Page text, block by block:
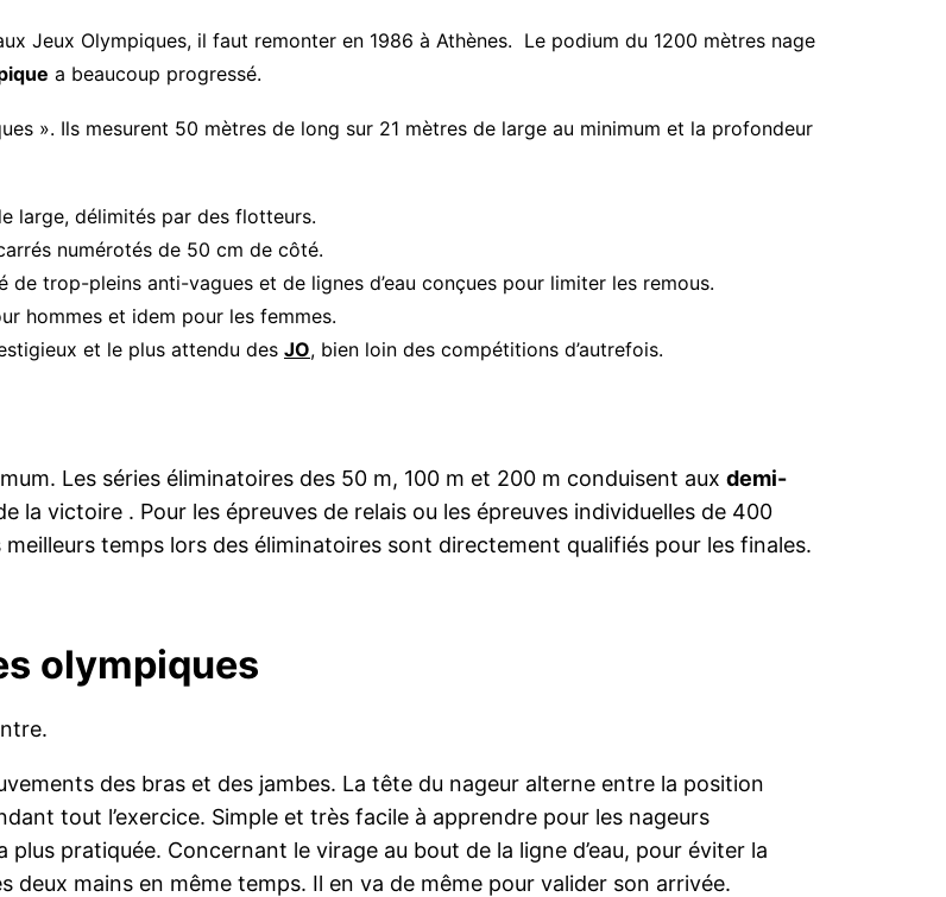
Jeux Olympiques, il faut remonter en 1986 à Athènes. Le podium du 1200 mètres nage
a beaucoup progressé.
». Ils mesurent 50 mètres de long sur 21 mètres de large au minimum et la profondeur
large, délimités par des flotteurs.
numérotés de 50 cm de côté.
trop-pleins anti-vagues et de lignes d’eau conçues pour limiter les remous.
hommes et idem pour les femmes.
et le plus attendu des JO, bien loin des compétitions d’autrefois.
Les séries éliminatoires des 50 m, 100 m et 200 m conduisent aux demi-
la victoire . Pour les épreuves de relais ou les épreuves individuelles de 400
temps lors des éliminatoires sont directement qualifiés pour les finales.
olympiques
des bras et des jambes. La tête du nageur alterne entre la position
tout l’exercice. Simple et très facile à apprendre pour les nageurs
pratiquée. Concernant le virage au bout de la ligne d’eau, pour éviter la
mains en même temps. Il en va de même pour valider son arrivée.